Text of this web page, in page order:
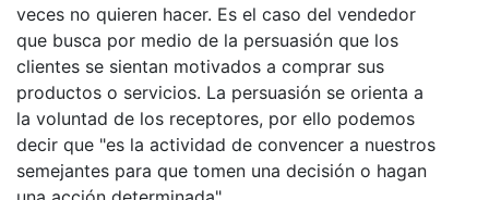
veces no quieren hacer. Es el caso del vendedor
que busca por medio de la persuasión que los
clientes se sientan motivados a comprar sus
productos o servicios. La persuasión se orienta a
la voluntad de los receptores, por ello podemos
decir que "es la actividad de convencer a nuestros
semejantes para que tomen una decisión o hagan